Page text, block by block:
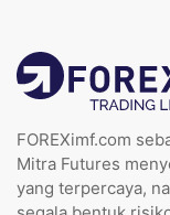
FOREXimf.com
Mitra Futures
yang terpercaya,